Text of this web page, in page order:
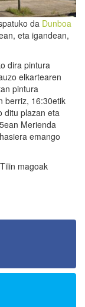
da Dunboa
eta igandean,
dira pintura
elkartearen
pintura
berriz, 16:30etik
ditu plazan eta
Merienda
emango
magoak